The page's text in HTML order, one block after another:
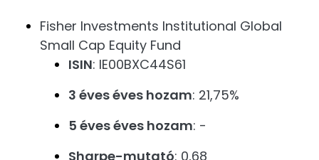
Fisher Investments Institutional Global
Small Cap Equity Fund
ISIN: IE00BXC44S61
3 éves éves hozam: 21,75%
5 éves éves hozam: -
Sharpe-mutató: 0,68